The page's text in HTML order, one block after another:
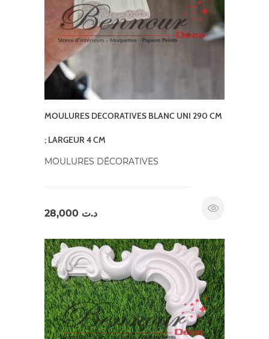
MOULURES DECORATIVES BLANC UNI 290 CM
; LARGEUR 4 CM
MOULURES DÉCORATIVES
د.ت